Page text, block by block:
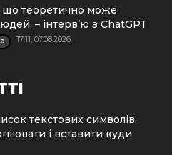
що теоретично може
– інтерв’ю з ChatGPT
17:11, 07.08.2026
текстових символів.
і вставити куди